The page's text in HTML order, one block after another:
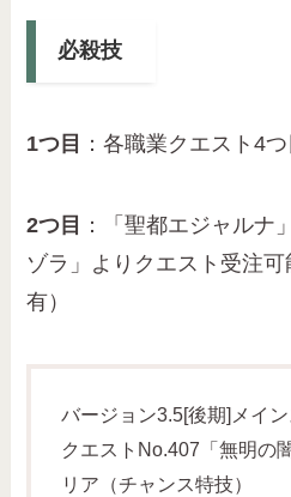
必殺技
1つ目 ：各職業クエスト4
2つ目
：「聖都エジャルナ
ゾラ」よりクエスト受注
有）
バージョン3.5[後期]メイ
クエストNo.407「無明の
リア（チャンス特技）